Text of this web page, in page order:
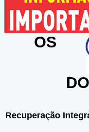
OS
Recuperação